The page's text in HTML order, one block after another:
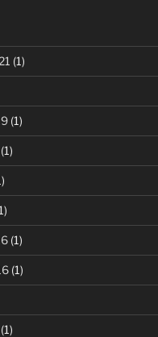
(1)
(1)
(1)
(1)